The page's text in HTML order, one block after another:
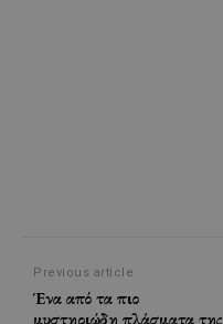
Previous article
Ένα από τα πιο
μυστηριώδη πλάσματα της